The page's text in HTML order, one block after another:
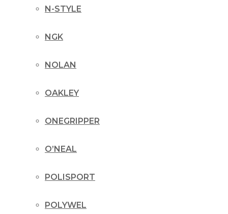
N-STYLE
NGK
NOLAN
OAKLEY
ONEGRIPPER
O’NEAL
POLISPORT
POLYWEL